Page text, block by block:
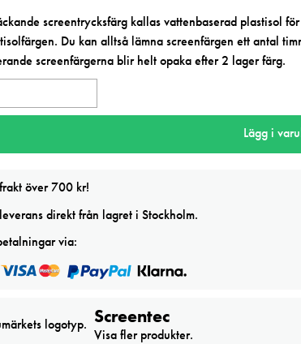
screentrycksfärg kallas vattenbaserad plastisol
Du kan alltså lämna screenfärgen ett antal
screenfärgerna blir helt opaka efter 2 lager färg.
Lägg i
över 700 kr!
direkt från lagret i Stockholm.
via:
Screentec
Visa fler produkter.